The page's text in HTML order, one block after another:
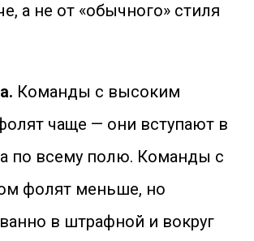
а не от «обычного» стиля
Команды с высоким
чаще — они вступают в
по всему полю. Команды с
фолят меньше, но
в штрафной и вокруг